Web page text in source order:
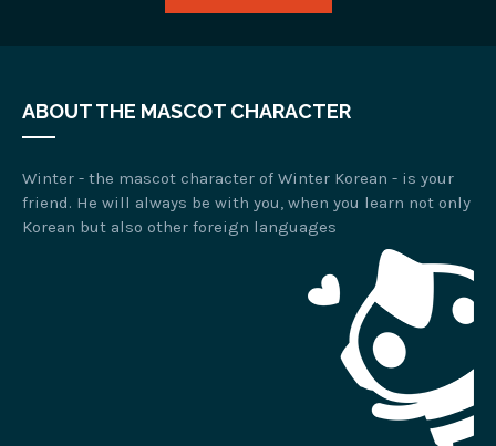
ABOUT THE MASCOT CHARACTER
Winter - the mascot character of Winter Korean - is your
friend. He will always be with you, when you learn not only
Korean but also other foreign languages